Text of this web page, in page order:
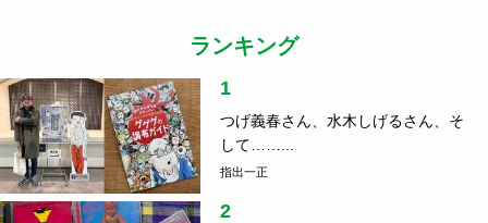
ランキング
1
つげ義春さん、水木しげるさん、そ
して……...
指出一正
2